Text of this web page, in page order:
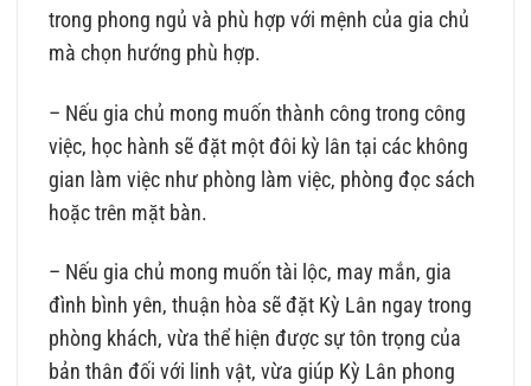
trong phong ngủ và phù hợp với mệnh của gia chủ
mà chọn hướng phù hợp.
– Nếu gia chủ mong muốn thành công trong công
việc, học hành sẽ đặt một đôi kỳ lân tại các không
gian làm việc như phòng làm việc, phòng đọc sách
hoặc trên mặt bàn.
– Nếu gia chủ mong muốn tài lộc, may mắn, gia
đình bình yên, thuận hòa sẽ đặt Kỳ Lân ngay trong
phòng khách, vừa thể hiện được sự tôn trọng của
bản thân đối với linh vật, vừa giúp Kỳ Lân phong